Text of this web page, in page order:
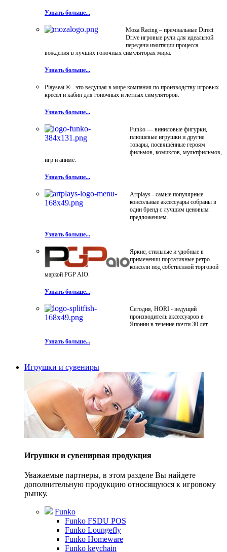
Узнать больше...
Moza Racing – премиальные Direct
Drive игровые рули для идеальной
передачи имитации процесса
вождения в лучших гоночных симуляторах мира.
Узнать больше...
Playseat ® - это ведущая в мире компания по производству игровых
кресел и кабин для гоночных и летных симуляторов.
Узнать больше...
Funko — виниловые фигурки,
плюшевые игрушки и другие
товары, посвящённые героям
фильмов, комиксов, мультфильмов,
игр и аниме.
Узнать больше...
Artplays - самые популярные
консольные аксессуары собраны в
один бренд с лучшим ценовым
предложением.
Узнать больше...
Яркие, стильные и удобные в
применении портативные ретро-
консоли под собственной торговой
маркой PGP AIO.
Узнать больше...
Сегодня, HORI - ведущий
производитель аксессуаров в
Японии в течение почти 30 лет.
Узнать больше...
Игрушки и сувениры
Игрушки и сувенирная продукция
Уважаемые партнеры, в этом разделе Вы найдете
дополнительную продукцию относящуюся к игровому
рынку.
Funko
Funko FSDU POS
Funko Loungefly
Funko Homeware
Funko keychain